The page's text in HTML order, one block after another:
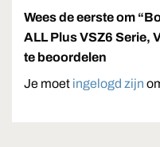
Wees de eerste om
ALL Plus VSZ6 Serie,
te beoordelen
Je moet ingelogd zijn